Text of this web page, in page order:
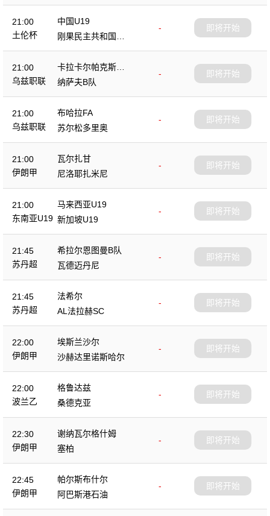
21:00
土伦杯
中国U19
-
刚果民主共和国U2
3
即将开始
21:00
乌兹职联
卡拉卡尔帕克斯坦F
A
-
纳萨夫B队
即将开始
21:00
乌兹职联
布哈拉FA
-
苏尔松多里奥
即将开始
21:00
伊朗甲
瓦尔扎甘
-
尼洛耶扎米尼
即将开始
21:00
东南亚U19
马来西亚U19
-
新加坡U19
即将开始
21:45
苏丹超
希拉尔恩图曼B队
-
瓦德迈丹尼
即将开始
21:45
苏丹超
法希尔
-
AL法拉赫SC
即将开始
22:00
伊朗甲
埃斯兰沙尔
-
沙赫达里诺斯哈尔
即将开始
22:00
波兰乙
格鲁达兹
-
桑德克亚
即将开始
22:30
伊朗甲
谢纳瓦尔格什姆
-
塞柏
即将开始
22:45
伊朗甲
帕尔斯布什尔
-
阿巴斯港石油
即将开始